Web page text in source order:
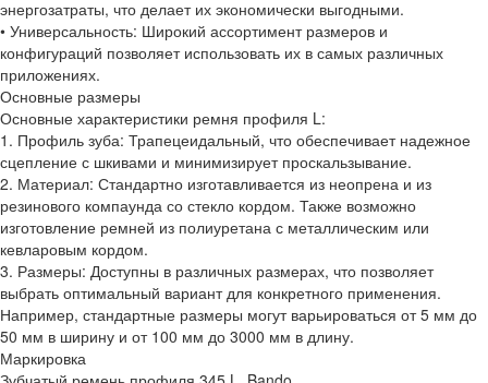
энергозатраты, что делает их экономически выгодными.
• Универсальность: Широкий ассортимент размеров и
конфигураций позволяет использовать их в самых различных
приложениях.
Основные размеры
Основные характеристики ремня профиля L:
1. Профиль зуба: Трапецеидальный, что обеспечивает надежное
сцепление с шкивами и минимизирует проскальзывание.
2. Материал: Стандартно изготавливается из неопрена и из
резинового компаунда со стекло кордом. Также возможно
изготовление ремней из полиуретана с металлическим или
кевларовым кордом.
3. Размеры: Доступны в различных размерах, что позволяет
выбрать оптимальный вариант для конкретного применения.
Например, стандартные размеры могут варьироваться от 5 мм до
50 мм в ширину и от 100 мм до 3000 мм в длину.
Маркировка